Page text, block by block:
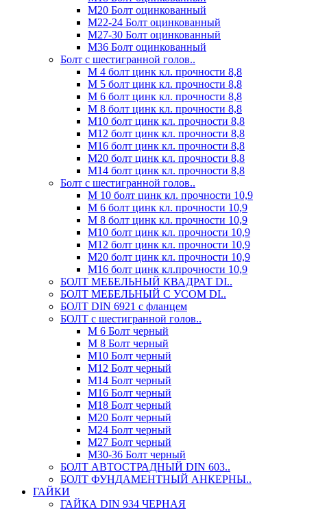
М20 Болт оцинкованный
М22-24 Болт оцинкованный
М27-30 Болт оцинкованный
М36 Болт оцинкованный
Болт с шестигранной голов..
М 4 болт цинк кл. прочности 8,8
М 5 болт цинк кл. прочности 8,8
М 6 болт цинк кл. прочности 8,8
М 8 болт цинк кл. прочности 8,8
М10 болт цинк кл. прочности 8,8
М12 болт цинк кл. прочности 8,8
М16 болт цинк кл. прочности 8,8
М20 болт цинк кл. прочности 8,8
М14 болт цинк кл. прочности 8,8
Болт с шестигранной голов..
М 10 болт цинк кл. прочности 10,9
М 6 болт цинк кл. прочности 10,9
М 8 болт цинк кл. прочности 10,9
М10 болт цинк кл. прочности 10,9
М12 болт цинк кл. прочности 10,9
М20 болт цинк кл. прочности 10,9
М16 болт цинк кл.прочности 10,9
БОЛТ МЕБЕЛЬНЫЙ КВАДРАТ DI..
БОЛТ МЕБЕЛЬНЫЙ С УСОМ DI..
БОЛТ DIN 6921 c фланцем
БОЛТ с шестигранной голов..
М 6 Болт черный
М 8 Болт черный
М10 Болт черный
М12 Болт черный
М14 Болт черный
М16 Болт черный
М18 Болт черный
М20 Болт черный
М24 Болт черный
М27 Болт черный
М30-36 Болт черный
БОЛТ АВТОСТРАДНЫЙ DIN 603..
БОЛТ ФУНДАМЕНТНЫЙ АНКЕРНЫ..
ГАЙКИ
ГАЙКА DIN 934 ЧЕРНАЯ